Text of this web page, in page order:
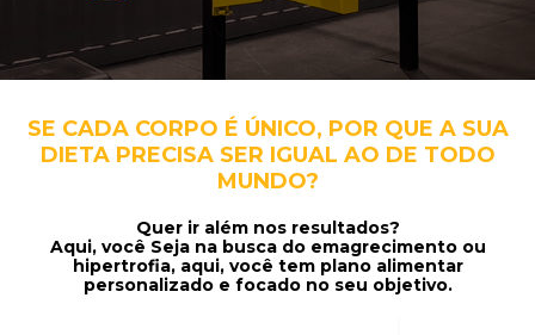
SE CADA CORPO É ÚNICO, POR QUE A SUA
DIETA PRECISA SER IGUAL AO DE TODO
MUNDO?
Quer ir além nos resultados?
Aqui, você Seja na busca do emagrecimento ou
hipertrofia, aqui, você tem plano alimentar
personalizado e focado no seu objetivo.